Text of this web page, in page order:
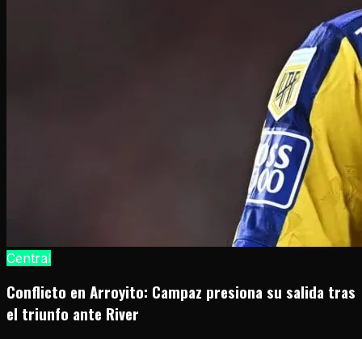
Central
Conflicto en Arroyito: Campaz presiona su salida tras
el triunfo ante River